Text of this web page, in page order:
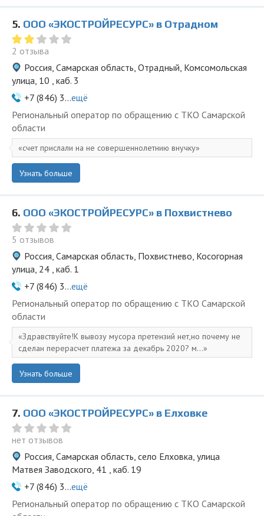
5. ООО «ЭКОСТРОЙРЕСУРС» в Отрадном
2 отзыва
Россия, Самарская область, Отрадный, Комсомольская
улица, 10 , каб. 3
+7 (846) 3...ещё
Региональный оператор по обращению с ТКО Самарской
области
счет прислали на не совершеннолетнию внучку
Узнать больше
6. ООО «ЭКОСТРОЙРЕСУРС» в Похвистнево
5 отзывов
Россия, Самарская область, Похвистнево, Косогорная
улица, 24 , каб. 1
+7 (846) 3...ещё
Региональный оператор по обращению с ТКО Самарской
области
Здравствуйте!К вывозу мусора претензий нет,но почему не
сделан перерасчет платежа за декабрь 2020? м...
Узнать больше
7. ООО «ЭКОСТРОЙРЕСУРС» в Елховке
нет отзывов
Россия, Самарская область, село Елховка, улица
Матвея Заводского, 41 , каб. 19
+7 (846) 3...ещё
Региональный оператор по обращению с ТКО Самарской